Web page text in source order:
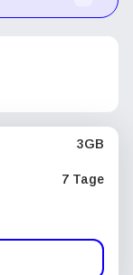
3GB
7 Tage